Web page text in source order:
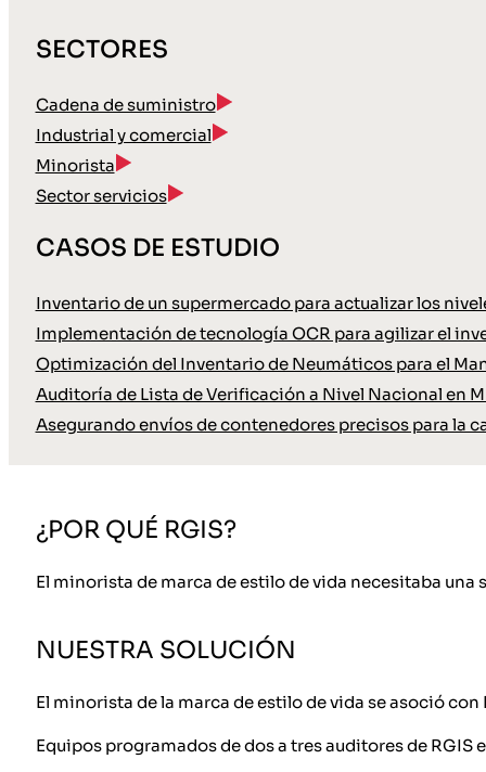
SECTORES
Cadena de suministro
Industrial y comercial
Minorista
Sector servicios
CASOS DE ESTUDIO
Inventario de un supermercado para actualizar los
Implementación de tecnología OCR para agilizar el
Optimización del Inventario de Neumáticos para el
Auditoría de Lista de Verificación a Nivel Nacional en
Asegurando envíos de contenedores precisos para la
¿POR QUÉ RGIS?
El minorista de marca de estilo de vida necesitaba
NUESTRA SOLUCIÓN
El minorista de la marca de estilo de vida se asoció
Equipos programados de dos a tres auditores de